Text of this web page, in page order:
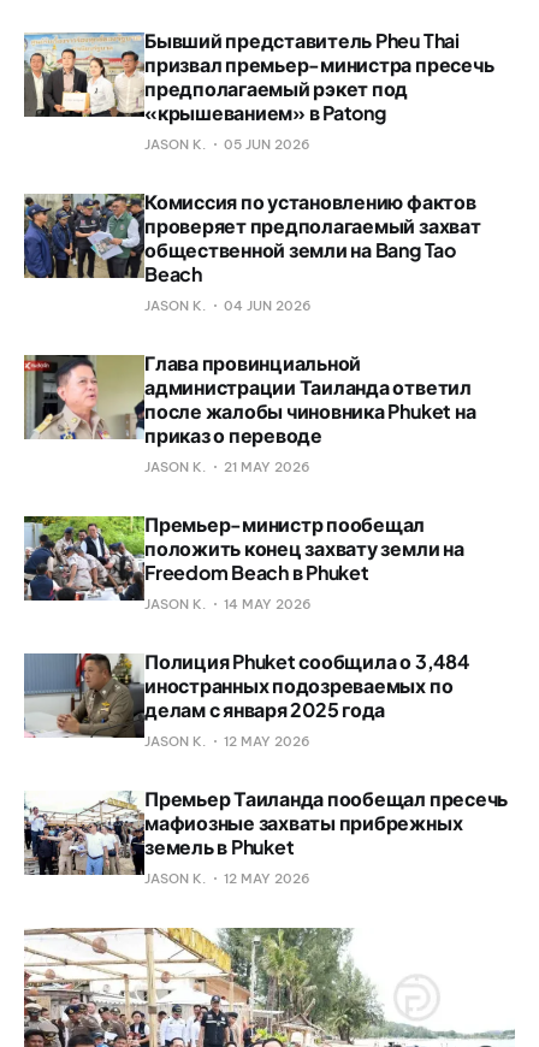
Бывший представитель Pheu Thai
призвал премьер-министра пресечь
предполагаемый рэкет под
«крышеванием» в Patong
JASON K. 05 JUN 2026
Комиссия по установлению фактов
проверяет предполагаемый захват
общественной земли на Bang Tao
Beach
JASON K. 04 JUN 2026
Глава провинциальной
администрации Таиланда ответил
после жалобы чиновника Phuket на
приказ о переводе
JASON K. 21 MAY 2026
Премьер-министр пообещал
положить конец захвату земли на
Freedom Beach в Phuket
JASON K. 14 MAY 2026
Полиция Phuket сообщила о 3,484
иностранных подозреваемых по
делам с января 2025 года
JASON K. 12 MAY 2026
Премьер Таиланда пообещал пресечь
мафиозные захваты прибрежных
земель в Phuket
JASON K. 12 MAY 2026